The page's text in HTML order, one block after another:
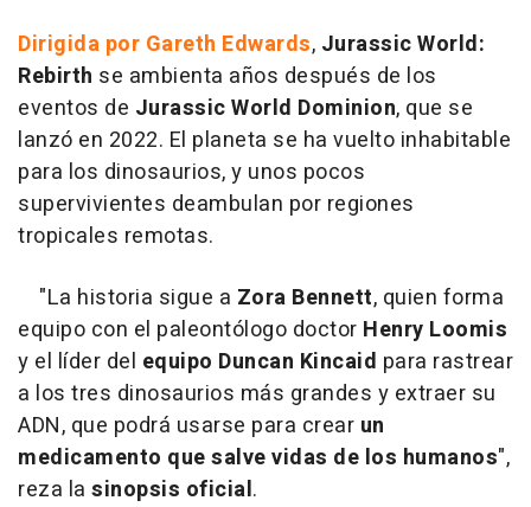
Dirigida por Gareth Edwards, Jurassic World:
Rebirth se ambienta años después de los
eventos de Jurassic World Dominion, que se
lanzó en 2022. El planeta se ha vuelto inhabitable
para los dinosaurios, y unos pocos
supervivientes deambulan por regiones
tropicales remotas.
"La historia sigue a Zora Bennett, quien forma
equipo con el paleontólogo doctor Henry Loomis
y el líder del equipo Duncan Kincaid para rastrear
a los tres dinosaurios más grandes y extraer su
ADN, que podrá usarse para crear un
medicamento que salve vidas de los humanos",
reza la sinopsis oficial.